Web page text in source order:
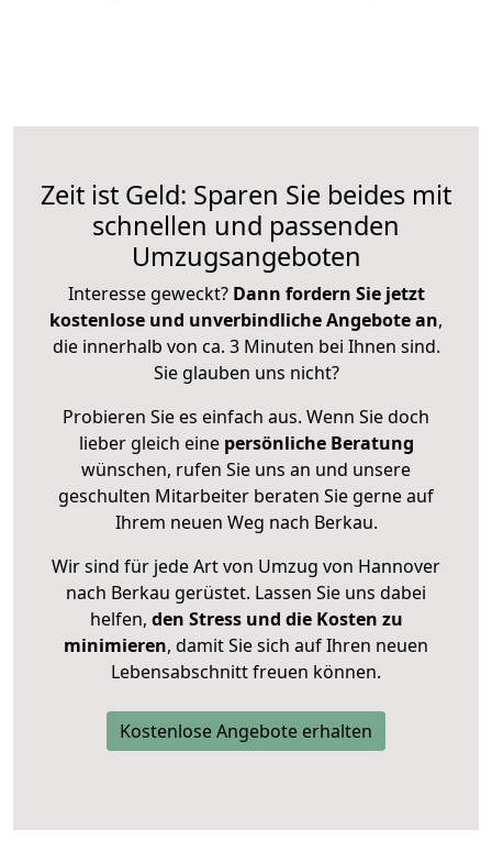
Zeit ist Geld: Sparen Sie beides mit
schnellen und passenden
Umzugsangeboten
Interesse geweckt? Dann fordern Sie jetzt
kostenlose und unverbindliche Angebote an,
die innerhalb von ca. 3 Minuten bei Ihnen sind.
Sie glauben uns nicht?
Probieren Sie es einfach aus. Wenn Sie doch
lieber gleich eine persönliche Beratung
wünschen, rufen Sie uns an und unsere
geschulten Mitarbeiter beraten Sie gerne auf
Ihrem neuen Weg nach Berkau.
Wir sind für jede Art von Umzug von Hannover
nach Berkau gerüstet. Lassen Sie uns dabei
helfen, den Stress und die Kosten zu
minimieren, damit Sie sich auf Ihren neuen
Lebensabschnitt freuen können.
Kostenlose Angebote erhalten